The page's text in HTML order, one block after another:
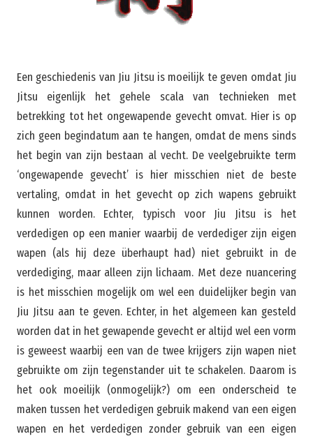
Een geschiedenis van Jiu Jitsu is moeilijk te geven omdat Jiu
Jitsu eigenlijk het gehele scala van technieken met
betrekking tot het ongewapende gevecht omvat. Hier is op
zich geen begindatum aan te hangen, omdat de mens sinds
het begin van zijn bestaan al vecht. De veelgebruikte term
‘ongewapende gevecht’ is hier misschien niet de beste
vertaling, omdat in het gevecht op zich wapens gebruikt
kunnen worden. Echter, typisch voor Jiu Jitsu is het
verdedigen op een manier waarbij de verdediger zijn eigen
wapen (als hij deze überhaupt had) niet gebruikt in de
verdediging, maar alleen zijn lichaam. Met deze nuancering
is het misschien mogelijk om wel een duidelijker begin van
Jiu Jitsu aan te geven. Echter, in het algemeen kan gesteld
worden dat in het gewapende gevecht er altijd wel een vorm
is geweest waarbij een van de twee krijgers zijn wapen niet
gebruikte om zijn tegenstander uit te schakelen. Daarom is
het ook moeilijk (onmogelijk?) om een onderscheid te
maken tussen het verdedigen gebruik makend van een eigen
wapen en het verdedigen zonder gebruik van een eigen